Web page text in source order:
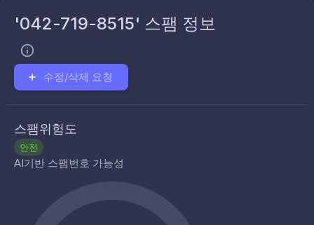
'042-719-8515' 스팸 정보
수정/삭제 요청
스팸위험도
안전
AI기반 스팸번호 가능성